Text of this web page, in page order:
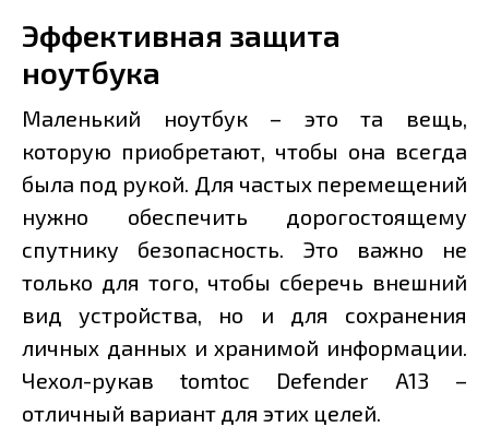
Эффективная защита
ноутбука
Маленький ноутбук – это та вещь,
которую приобретают, чтобы она всегда
была под рукой. Для частых перемещений
нужно обеспечить дорогостоящему
спутнику безопасность. Это важно не
только для того, чтобы сберечь внешний
вид устройства, но и для сохранения
личных данных и хранимой информации.
Чехол-рукав tomtoc Defender A13 –
отличный вариант для этих целей.